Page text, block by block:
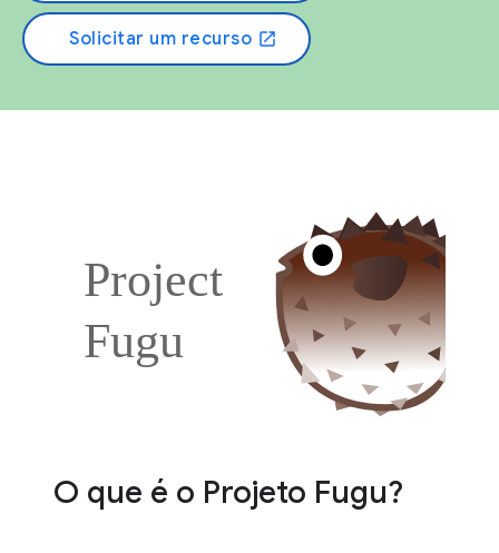
Solicitar um recurso open_in_new
O que é o Projeto Fugu?